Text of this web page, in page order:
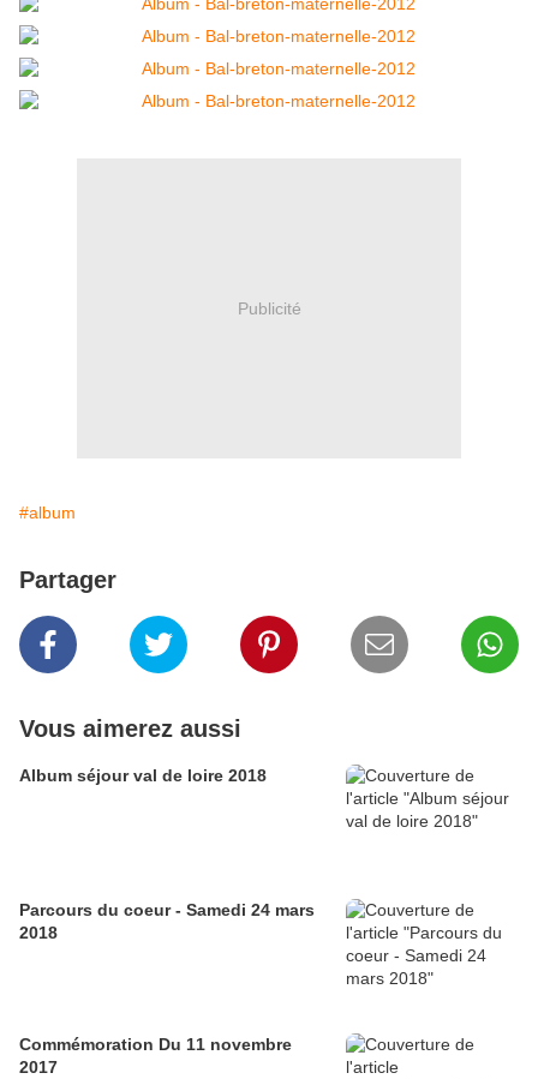
Publicité
#album
Partager
Vous aimerez aussi
Album séjour val de loire 2018
Parcours du coeur - Samedi 24 mars
2018
Commémoration Du 11 novembre
2017